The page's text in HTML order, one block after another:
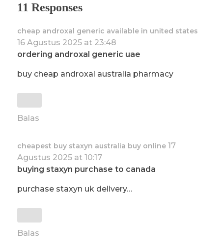
11 Responses
cheap androxal generic available in united states
16 Agustus 2025 at 23:48
ordering androxal generic uae
buy cheap androxal australia pharmacy
Balas
cheapest buy staxyn australia buy online 17
Agustus 2025 at 10:17
buying staxyn purchase to canada
purchase staxyn uk delivery…
Balas